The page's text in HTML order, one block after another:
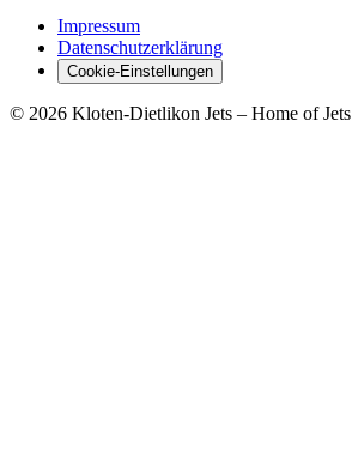
Impressum
Datenschutzerklärung
Cookie-Einstellungen
© 2026 Kloten-Dietlikon Jets – Home of Jets